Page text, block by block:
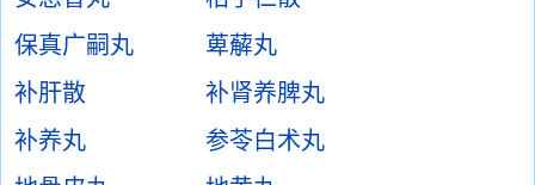
保真广嗣丸
萆薢丸
补肝散
补肾养脾丸
补养丸
参苓白术丸